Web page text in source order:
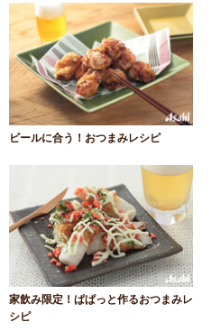
ビールに合う！おつまみレシピ
家飲み限定！ぱぱっと作るおつまみレ
シピ